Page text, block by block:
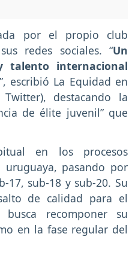
por el propio club
redes sociales. “Un
talento internacional
”, escribió La Equidad en
destacando la
de élite juvenil” que
en los procesos
uruguaya, pasando por
17, sub-18 y sub-20. Su
de calidad para el
recomponer su
en la fase regular del